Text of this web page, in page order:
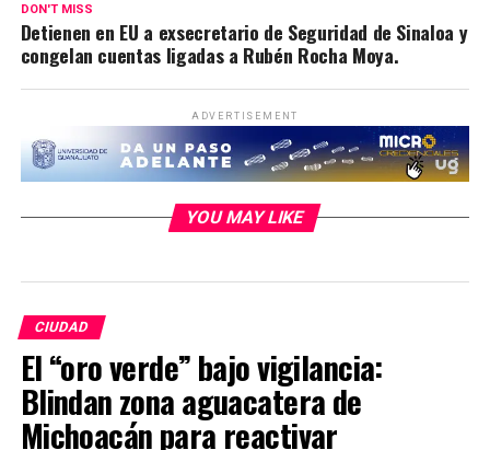
DON'T MISS
Detienen en EU a exsecretario de Seguridad de Sinaloa y
congelan cuentas ligadas a Rubén Rocha Moya.
ADVERTISEMENT
YOU MAY LIKE
CIUDAD
El “oro verde” bajo vigilancia:
Blindan zona aguacatera de
Michoacán para reactivar